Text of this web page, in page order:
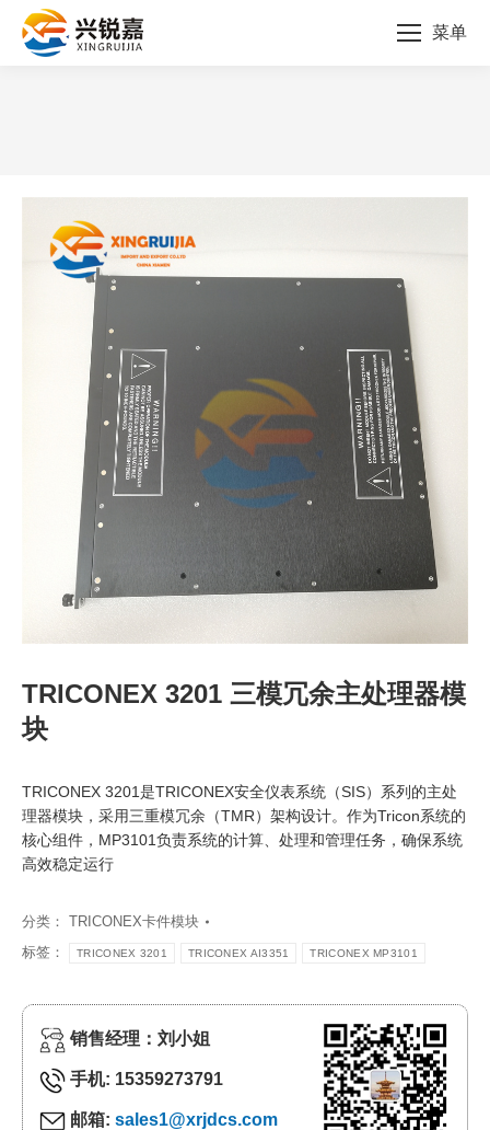
菜单
TRICONEX 3201 三模冗余主处理器模
块
TRICONEX 3201是TRICONEX安全仪表系统（SIS）系列的主处
理器模块，采用三重模冗余（TMR）架构设计。作为Tricon系统的
核心组件，MP3101负责系统的计算、处理和管理任务，确保系统
高效稳定运行
分类： TRICONEX卡件模块
标签：
TRICONEX 3201 TRICONEX AI3351 TRICONEX MP3101
销售经理：刘小姐
手机: 15359273791
邮箱: sales1@xrjdcs.com